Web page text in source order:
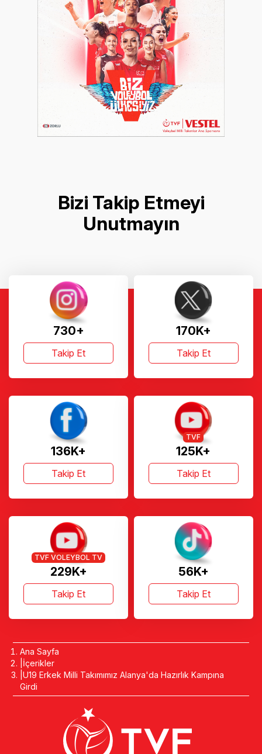
Bizi Takip Etmeyi
Unutmayın
730+
Takip Et
170K+
Takip Et
136K+
Takip Et
125K+
TVF
Takip Et
229K+
TVF VOLEYBOL TV
Takip Et
56K+
Takip Et
Ana Sayfa
İçerikler
U19 Erkek Milli Takımımız Alanya'da Hazırlık Kampına
Girdi